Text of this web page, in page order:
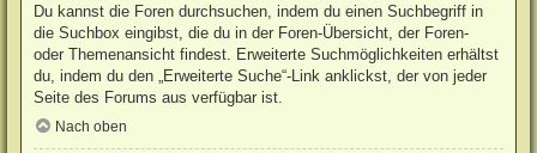
Du kannst die Foren durchsuchen, indem du einen Suchbegriff in
die Suchbox eingibst, die du in der Foren-Übersicht, der Foren-
oder Themenansicht findest. Erweiterte Suchmöglichkeiten erhältst
du, indem du den „Erweiterte Suche“-Link anklickst, der von jeder
Seite des Forums aus verfügbar ist.
Nach oben